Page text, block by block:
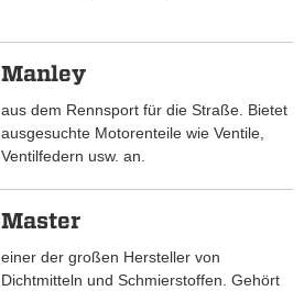
Manley
aus dem Rennsport für die Straße. Bietet
ausgesuchte Motorenteile wie Ventile,
Ventilfedern usw. an.
Master
einer der großen Hersteller von
Dichtmitteln und Schmierstoffen. Gehört